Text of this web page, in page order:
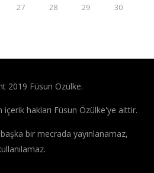
27 28 29
30
2019 Füsun Özülke.
hakları Füsun Özülke'ye aittir.
bir mecrada yayınlanamaz,